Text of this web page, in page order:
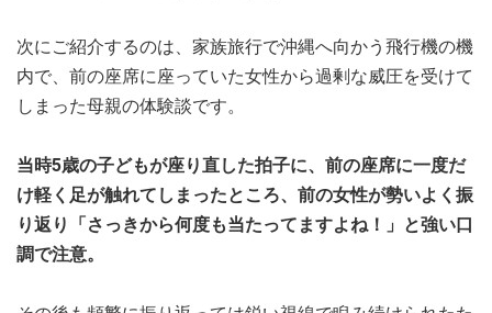
次にご紹介するのは、家族旅行で沖縄へ向かう飛行機の機
内で、前の座席に座っていた女性から過剰な威圧を受けて
しまった母親の体験談です。
当時5歳の子どもが座り直した拍子に、前の座席に一度だ
け軽く足が触れてしまったところ、前の女性が勢いよく振
り返り「さっきから何度も当たってますよね！」と強い口
調で注意。